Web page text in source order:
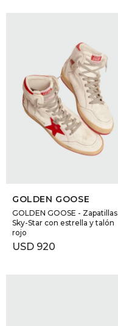
GOLDEN GOOSE
GOLDEN GOOSE - Zapatillas
Sky-Star con estrella y talón
rojo
USD 920